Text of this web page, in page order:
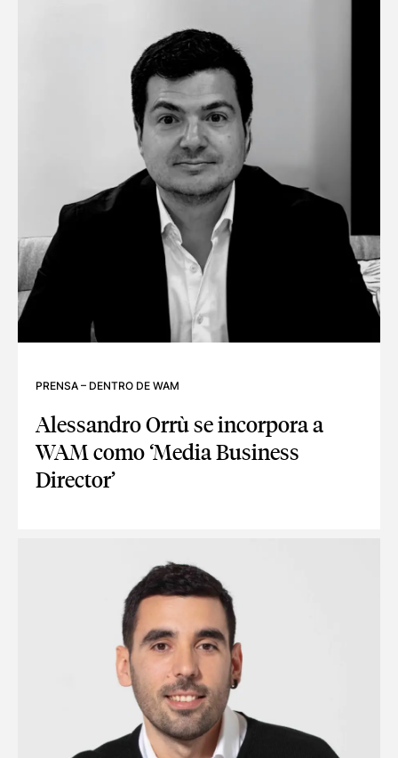
PRENSA – DENTRO DE WAM
Alessandro Orrù se incorpora a
WAM como ‘Media Business
Director’